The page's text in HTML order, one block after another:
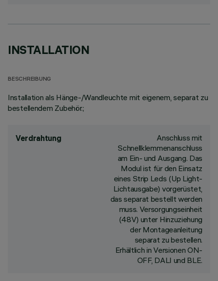
INSTALLATION
BESCHREIBUNG
Installation als Hänge-/Wandleuchte mit eigenem, separat zu
bestellendem Zubehör.;
Verdrahtung
Anschluss mit
Schnellklemmenanschluss
am Ein- und Ausgang. Das
Modul ist für den Einsatz
eines Strip Leds (Up Light-
Lichtausgabe) vorgerüstet,
das separat bestellt werden
muss. Versorgungseinheit
(48V) unter Hinzuziehung
der Montageanleitung
separat zu bestellen.
Erhältlich in Versionen ON-
OFF, DALI und BLE.